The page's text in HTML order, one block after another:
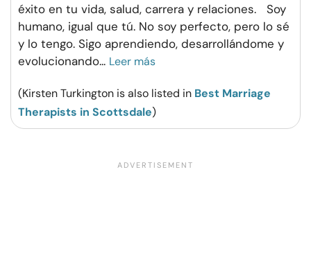
éxito en tu vida, salud, carrera y relaciones. Soy
humano, igual que tú. No soy perfecto, pero lo sé
y lo tengo. Sigo aprendiendo, desarrollándome y
evolucionando... Leer más
(Kirsten Turkington is also listed in Best Marriage
Therapists in Scottsdale)